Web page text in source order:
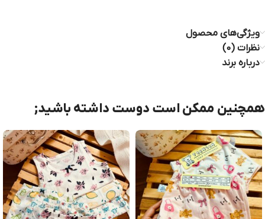
ویژگی‌های محصول
نظرات (0)
درباره برند
همچنین ممکن است دوست داشته باشید;